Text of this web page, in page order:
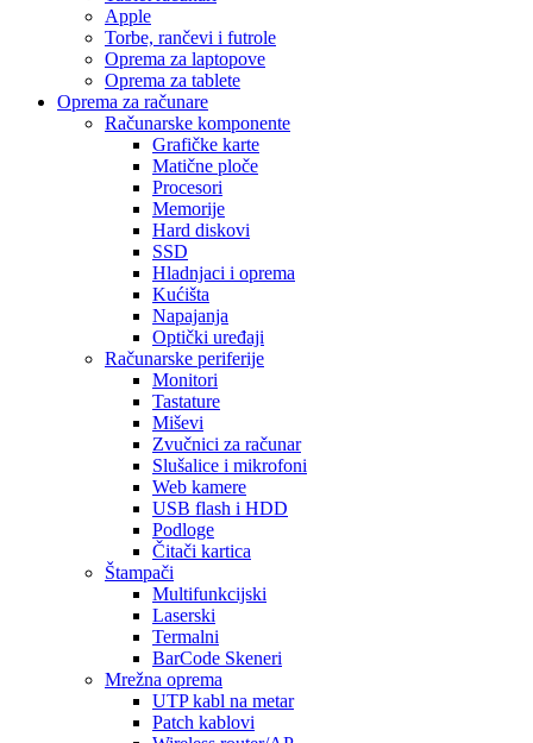
Apple
Torbe, rančevi i futrole
Oprema za laptopove
Oprema za tablete
Oprema za računare
Računarske komponente
Grafičke karte
Matične ploče
Procesori
Memorije
Hard diskovi
SSD
Hladnjaci i oprema
Kućišta
Napajanja
Optički uređaji
Računarske periferije
Monitori
Tastature
Miševi
Zvučnici za računar
Slušalice i mikrofoni
Web kamere
USB flash i HDD
Podloge
Čitači kartica
Štampači
Multifunkcijski
Laserski
Termalni
BarCode Skeneri
Mrežna oprema
UTP kabl na metar
Patch kablovi